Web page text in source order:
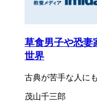
草食男子や恐妻
世界
古典が苦手な人に
茂山千三郎